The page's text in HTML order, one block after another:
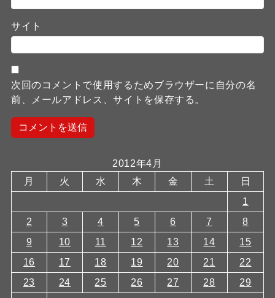
サイト
次回のコメントで使用するためブラウザーに自分の名
前、メールアドレス、サイトを保存する。
2012年4月
月
火 水 木 金 土
日
1
2
3 4 5 6 7
8
9
10 11 12 13 14
15
16
17 18 19 20 21
22
23
24 25 26 27 28
29